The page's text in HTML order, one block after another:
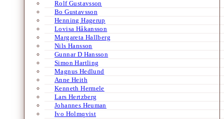
Rolf Gustavsson
Bo Gustavsson
Henning Hagerup
Lovisa Håkansson
Margareta Hallberg
Nils Hansson
Gunnar D Hansson
Simon Hartling
Magnus Hedlund
Anne Heith
Kenneth Hermele
Lars Hertzberg
Johannes Heuman
Ivo Holmqvist